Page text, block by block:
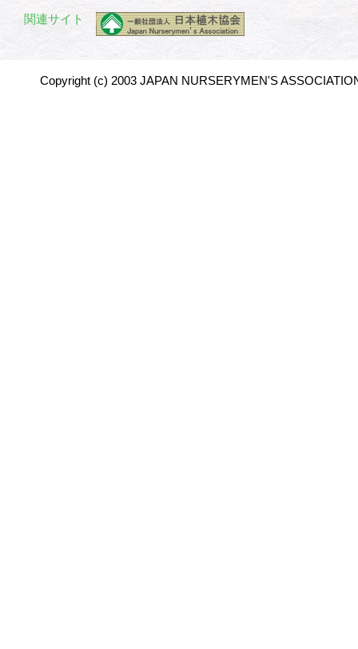
関連サイト
Copyright (c) 2003 JAPAN NURSERYMEN'S